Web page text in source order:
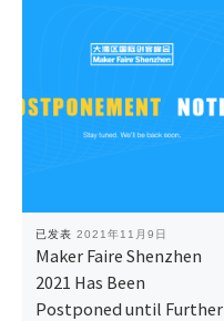
已发表 2021年11月9日
Maker Faire Shenzhen
2021 Has Been
Postponed until Further